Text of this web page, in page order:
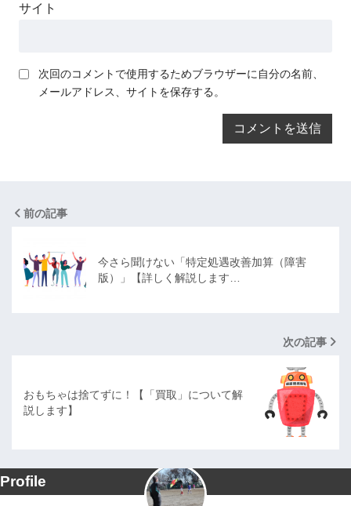
サイト
次回のコメントで使用するためブラウザーに自分の名前、
メールアドレス、サイトを保存する。
前の記事
今さら聞けない「特定処遇改善加算（障害
版）」【詳しく解説します…
次の記事
おもちゃは捨てずに！【「買取」について解
説します】
Profile